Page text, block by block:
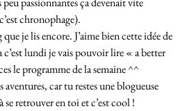
chronophage).
je lis encore. J’aime bien cette idée de
lundi je vais pouvoir lire « a better
le programme de la semaine ^^
aventures, car tu restes une blogueuse
retrouver en toi et c’est cool !